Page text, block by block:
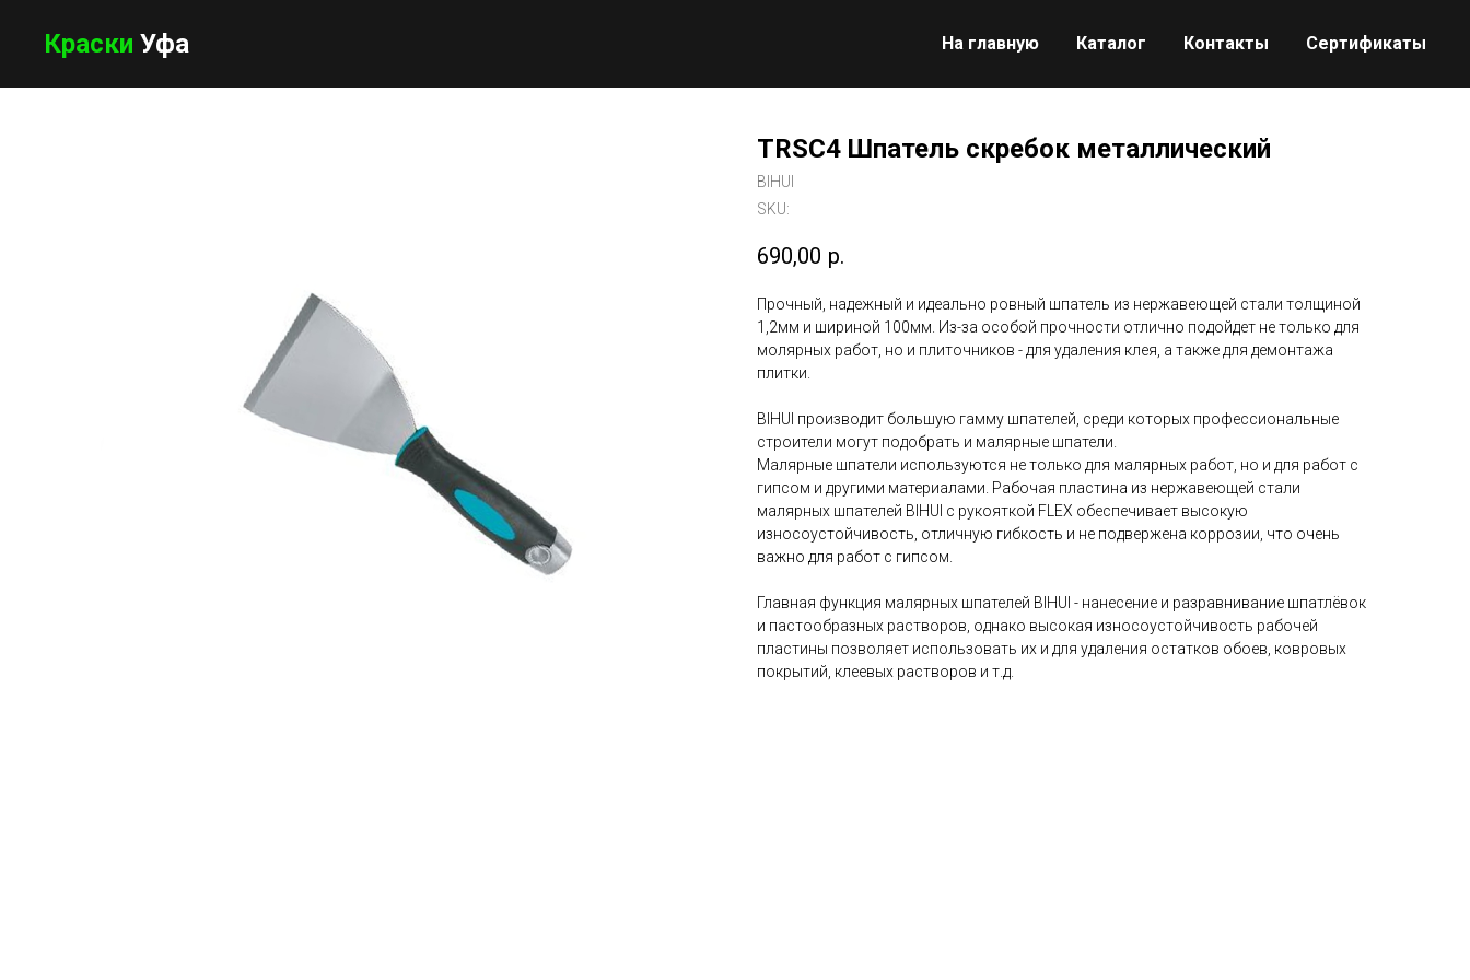
Краски Уфа На главную Каталог Контакты Сертификаты
TRSC4 Шпатель скребок металлический
BIHUI
SKU:
690,00 р.
Прочный, надежный и идеально ровный шпатель из нержавеющей стали толщиной
1,2мм и шириной 100мм. Из-за особой прочности отлично подойдет не только для
молярных работ, но и плиточников - для удаления клея, а также для демонтажа
плитки.
BIHUI производит большую гамму шпателей, среди которых профессиональные
строители могут подобрать и малярные шпатели.
Малярные шпатели используются не только для малярных работ, но и для работ с
гипсом и другими материалами. Рабочая пластина из нержавеющей стали
малярных шпателей BIHUI с рукояткой FLEX обеспечивает высокую
износоустойчивость, отличную гибкость и не подвержена коррозии, что очень
важно для работ с гипсом.
Главная функция малярных шпателей BIHUI - нанесение и разравнивание шпатлёвок
и пастообразных растворов, однако высокая износоустойчивость рабочей
пластины позволяет использовать их и для удаления остатков обоев, ковровых
покрытий, клеевых растворов и т.д.